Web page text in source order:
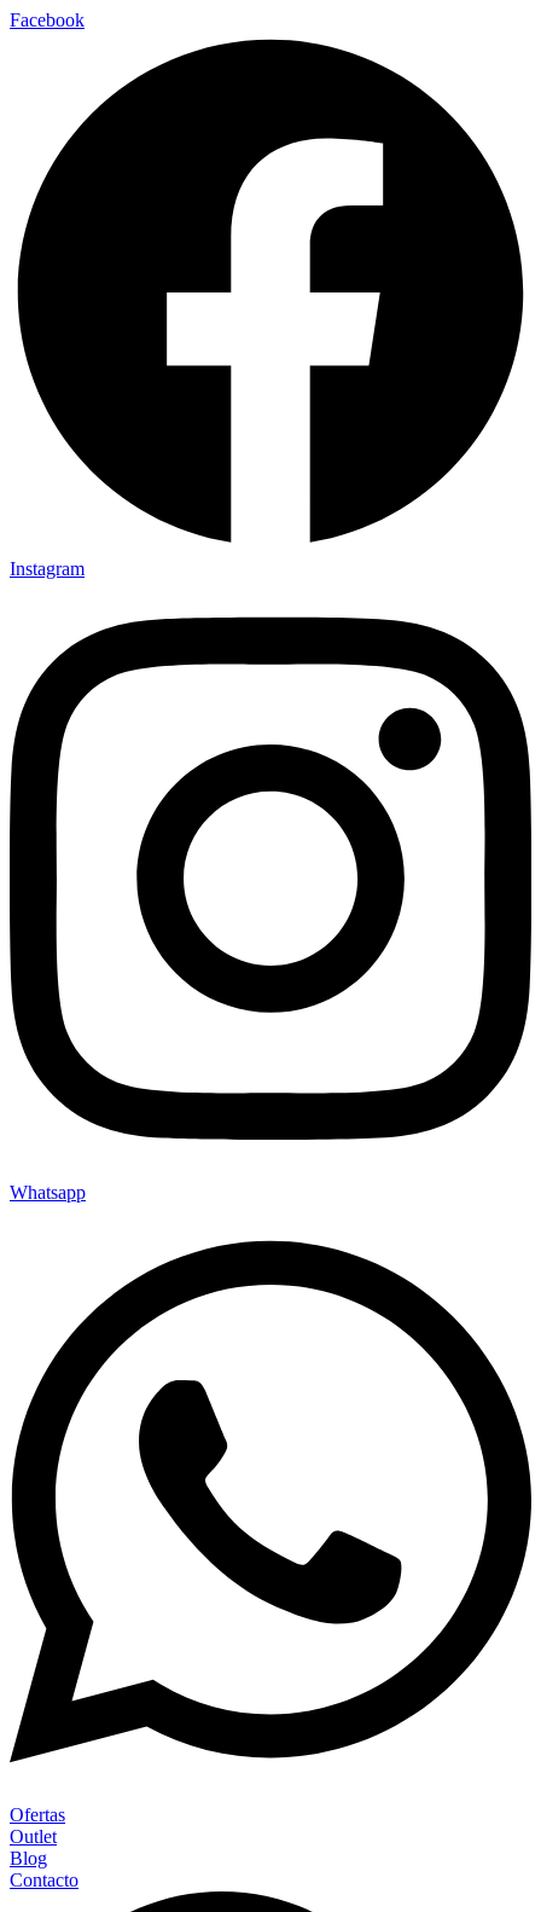
Facebook
Instagram
Whatsapp
Ofertas
Outlet
Blog
Contacto